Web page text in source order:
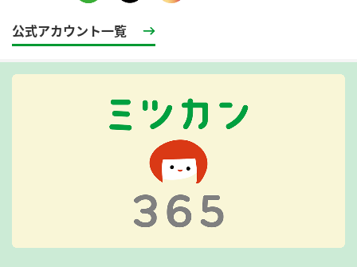
公式アカウント一覧